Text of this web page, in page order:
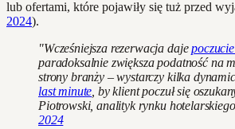
lub ofertami, które pojawiły się tuż przed
2024).
"Wcześniejsza rezerwacja daje
paradoksalnie zwiększa podatność na
strony branży – wystarczy kilka
last minute , by klient poczuł się
Piotrowski, analityk rynku hotelarskiego,
2024